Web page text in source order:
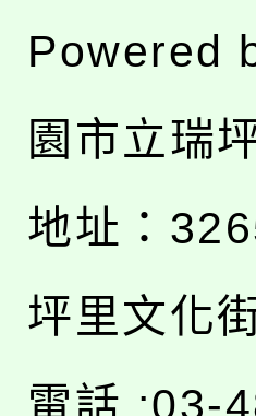
Powered
園市立瑞
地址：
坪里文化
電話 :03-